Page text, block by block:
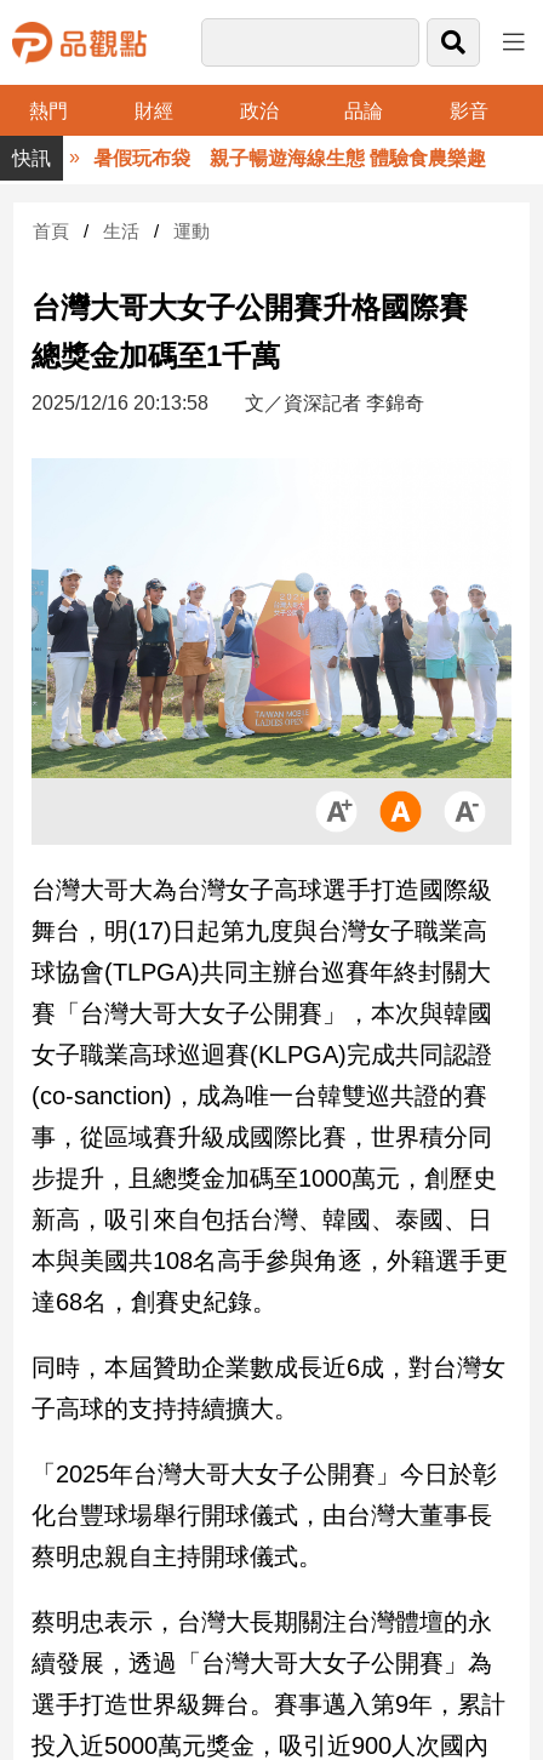
熱門 財經 政治 品論 影音
品
觀
財
台
財
新
房
地
產
品
觀
治
焦
點
品
觀
民
調
國
會
焦
點
兩
國
社
會/
方
冠
病
毒
專
暑假玩布袋 親子暢遊海線生態 體驗食農樂趣
首頁 生活 運動
台灣大哥大女子公開賽升格國際賽
總獎金加碼至1千萬
2025/12/16 20:13:58 文／資深記者 李錦奇
台灣大哥大為台灣女子高球選手打造國際級
舞台，明(17)日起第九度與台灣女子職業高
球協會(TLPGA)共同主辦台巡賽年終封關大
賽「台灣大哥大女子公開賽」，本次與韓國
女子職業高球巡迴賽(KLPGA)完成共同認證
(co-sanction)，成為唯一台韓雙巡共證的賽
事，從區域賽升級成國際比賽，世界積分同
步提升，且總獎金加碼至1000萬元，創歷史
新高，吸引來自包括台灣、韓國、泰國、日
本與美國共108名高手參與角逐，外籍選手更
達68名，創賽史紀錄。
同時，本屆贊助企業數成長近6成，對台灣女
子高球的支持持續擴大。
「2025年台灣大哥大女子公開賽」今日於彰
化台豐球場舉行開球儀式，由台灣大董事長
蔡明忠親自主持開球儀式。
蔡明忠表示，台灣大長期關注台灣體壇的永
續發展，透過「台灣大哥大女子公開賽」為
選手打造世界級舞台。賽事邁入第9年，累計
投入近5000萬元獎金，吸引近900人次國內